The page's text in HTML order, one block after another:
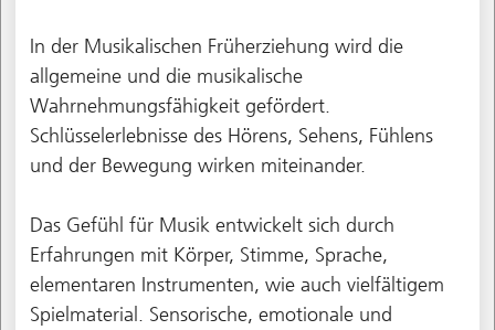
In der Musikalischen Früherziehung wird die
allgemeine und die musikalische
Wahrnehmungsfähigkeit gefördert.
Schlüsselerlebnisse des Hörens, Sehens, Fühlens
und der Bewegung wirken miteinander.
Das Gefühl für Musik entwickelt sich durch
Erfahrungen mit Körper, Stimme, Sprache,
elementaren Instrumenten, wie auch vielfältigem
Spielmaterial. Sensorische, emotionale und